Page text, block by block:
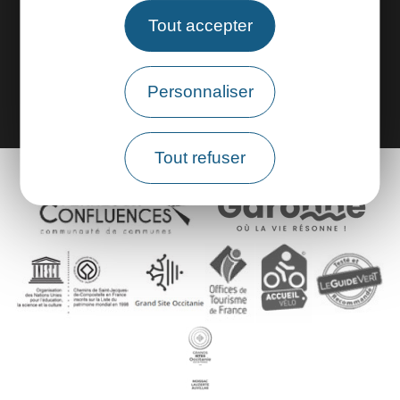
Tout accepter
Personnaliser
Tout refuser
Brochures